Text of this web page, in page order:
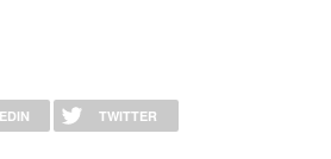
TWITTER